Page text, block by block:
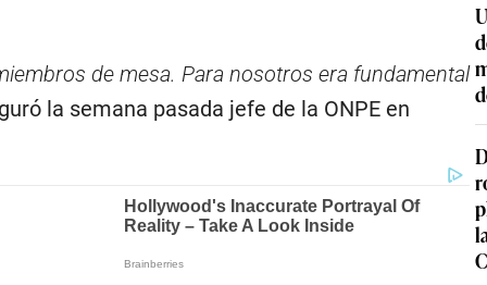
de mesa. Para nosotros era fundamental
la semana pasada jefe de la ONPE en